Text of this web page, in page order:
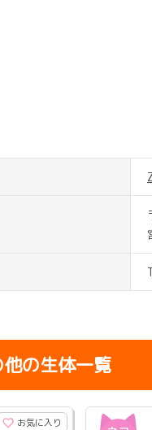
の生体一覧
お気に入り